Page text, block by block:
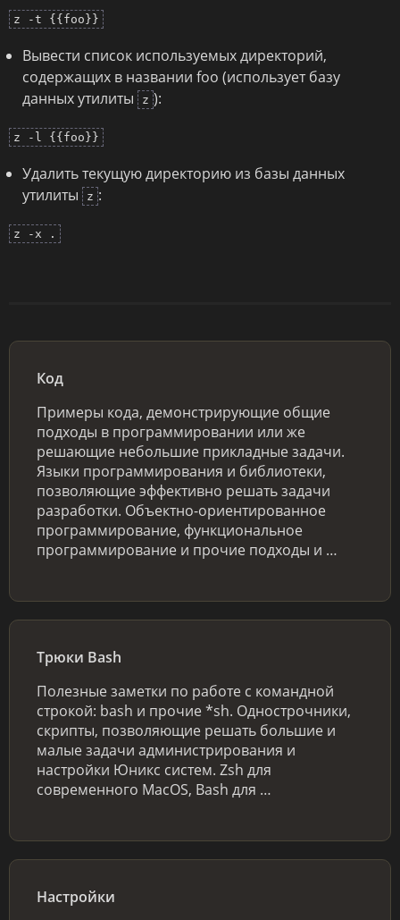
z -t {{foo}}
Вывести список используемых директорий,
содержащих в названии foo (использует базу
данных утилиты
z ):
z -l {{foo}}
Удалить текущую директорию из базы данных
утилиты
z :
z -x .
Код
Примеры кода, демонстрирующие общие
подходы в программировании или же
решающие небольшие прикладные задачи.
Языки программирования и библиотеки,
позволяющие эффективно решать задачи
разработки. Объектно-ориентированное
программирование, функциональное
программирование и прочие подходы и …
Трюки Bash
Полезные заметки по работе с командной
строкой: bash и прочие *sh. Однострочники,
скрипты, позволяющие решать большие и
малые задачи администрирования и
настройки Юникс систем. Zsh для
современного MacOS, Bash для …
Настройки